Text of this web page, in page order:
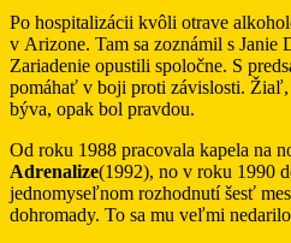
Po hospitalizácii kvôli otrave
v Arizone. Tam sa zoznámil s Janie
Zariadenie opustili spoločne. S
pomáhať v boji proti závislosti.
býva, opak bol pravdou.
Od roku 1988 pracovala kapela na
Adrenalize(1992), no v roku 1990
jednomyseľnom rozhodnutí šesť
dohromady. To sa mu veľmi